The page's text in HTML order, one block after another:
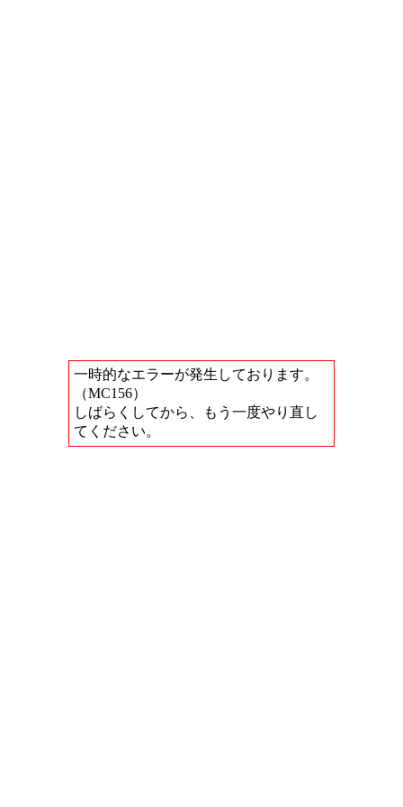
一時的なエラーが発生しております。
（MC156）
しばらくしてから、もう一度やり直し
てください。